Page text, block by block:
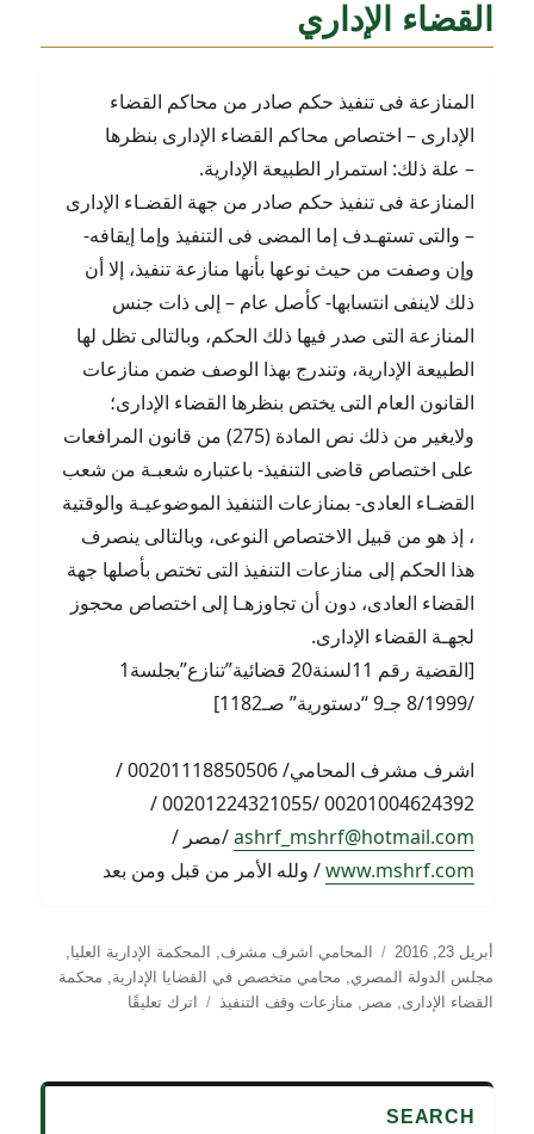
القضاء الإداري
المنازعة فى تنفيذ حكم صادر من محاكم القضاء
الإدارى – اختصاص محاكم القضاء الإدارى بنظرها
– علة ذلك: استمرار الطبيعة الإدارية.
المنازعة فى تنفيذ حكم صادر من جهة القضـاء الإدارى
– والتى تستهـدف إما المضى فى التنفيذ وإما إيقافه-
وإن وصفت من حيث نوعها بأنها منازعة تنفيذ، إلا أن
ذلك لاينفى انتسابها- كأصل عام – إلى ذات جنس
المنازعة التى صدر فيها ذلك الحكم، وبالتالى تظل لها
الطبيعة الإدارية، وتندرج بهذا الوصف ضمن منازعات
القانون العام التى يختص بنظرها القضاء الإدارى؛
ولايغير من ذلك نص المادة (275) من قانون المرافعات
على اختصاص قاضى التنفيذ- باعتباره شعبـة من شعب
القضـاء العادى- بمنازعات التنفيذ الموضوعيـة والوقتية
، إذ هو من قبيل الاختصاص النوعى، وبالتالى ينصرف
هذا الحكم إلى منازعات التنفيذ التى تختص بأصلها جهة
القضاء العادى، دون أن تجاوزهـا إلى اختصاص محجوز
لجهـة القضاء الإدارى.
[القضية رقم 11لسنة20 قضائية”تنازع”بجلسة1
/8/1999 جـ9 “دستورية” صـ1182]
اشرف مشرف المحامي/ 00201118850506 /
00201004624392 /00201224321055 /
ashrf_mshrf@hotmail.com/مصر /
www.mshrf.com/ ولله الأمر من قبل ومن بعد
نُشرت
في
أبريل 23, 2016 التصنيفات
المحامي اشرف مشرف, المحكمة الإدارية العليا,
مجلس الدولة المصري, محامي متخصص في القضايا الإدارية, محكمة
القضاء الإدارى, مصر , منازعات وقف التنفيذ اترك تعليقًا
SEARCH